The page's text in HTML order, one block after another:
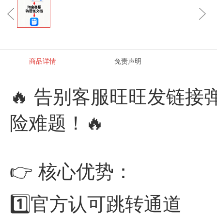
商品详情 免责声明
🔥 告别客服旺旺发链接
险难题！🔥
👉 核心优势：
1️⃣官方认可跳转通道